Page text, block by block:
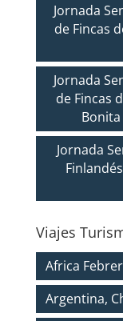
Jornada
de Fincas
Jornada
de Fincas
Jornada
Viajes
Africa
Argentina,